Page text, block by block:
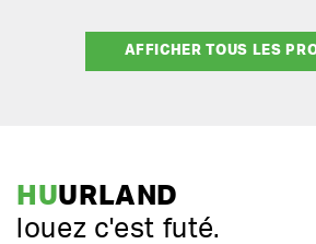
AFFICHER TOUS LES
HUURLAND
louez c'est futé.